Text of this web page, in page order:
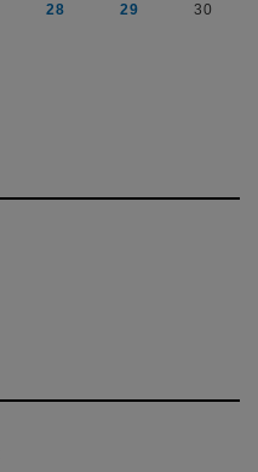
28 29 30